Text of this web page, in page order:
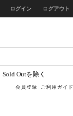
ログイン ログアウト
Sold Outを除く
会員登録 ご利用ガイド